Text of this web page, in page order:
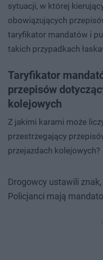
sytuacji, w której
obowiązujących
taryfikator mandatów i
takich przypadkach
Taryfikator
przepisów
kolejowych
Z jakimi karami może
przestrzegający
przejazdach kolejowych?
Drogowcy ustawili
Policjanci mają